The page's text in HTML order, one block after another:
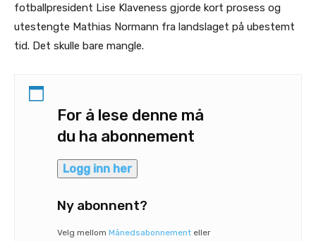
fotballpresident Lise Klaveness gjorde kort prosess og
utestengte Mathias Normann fra landslaget på ubestemt
tid. Det skulle bare mangle.
For å lese denne må
du ha abonnement
Logg inn her
Ny abonnent?
Velg mellom Månedsabonnement eller